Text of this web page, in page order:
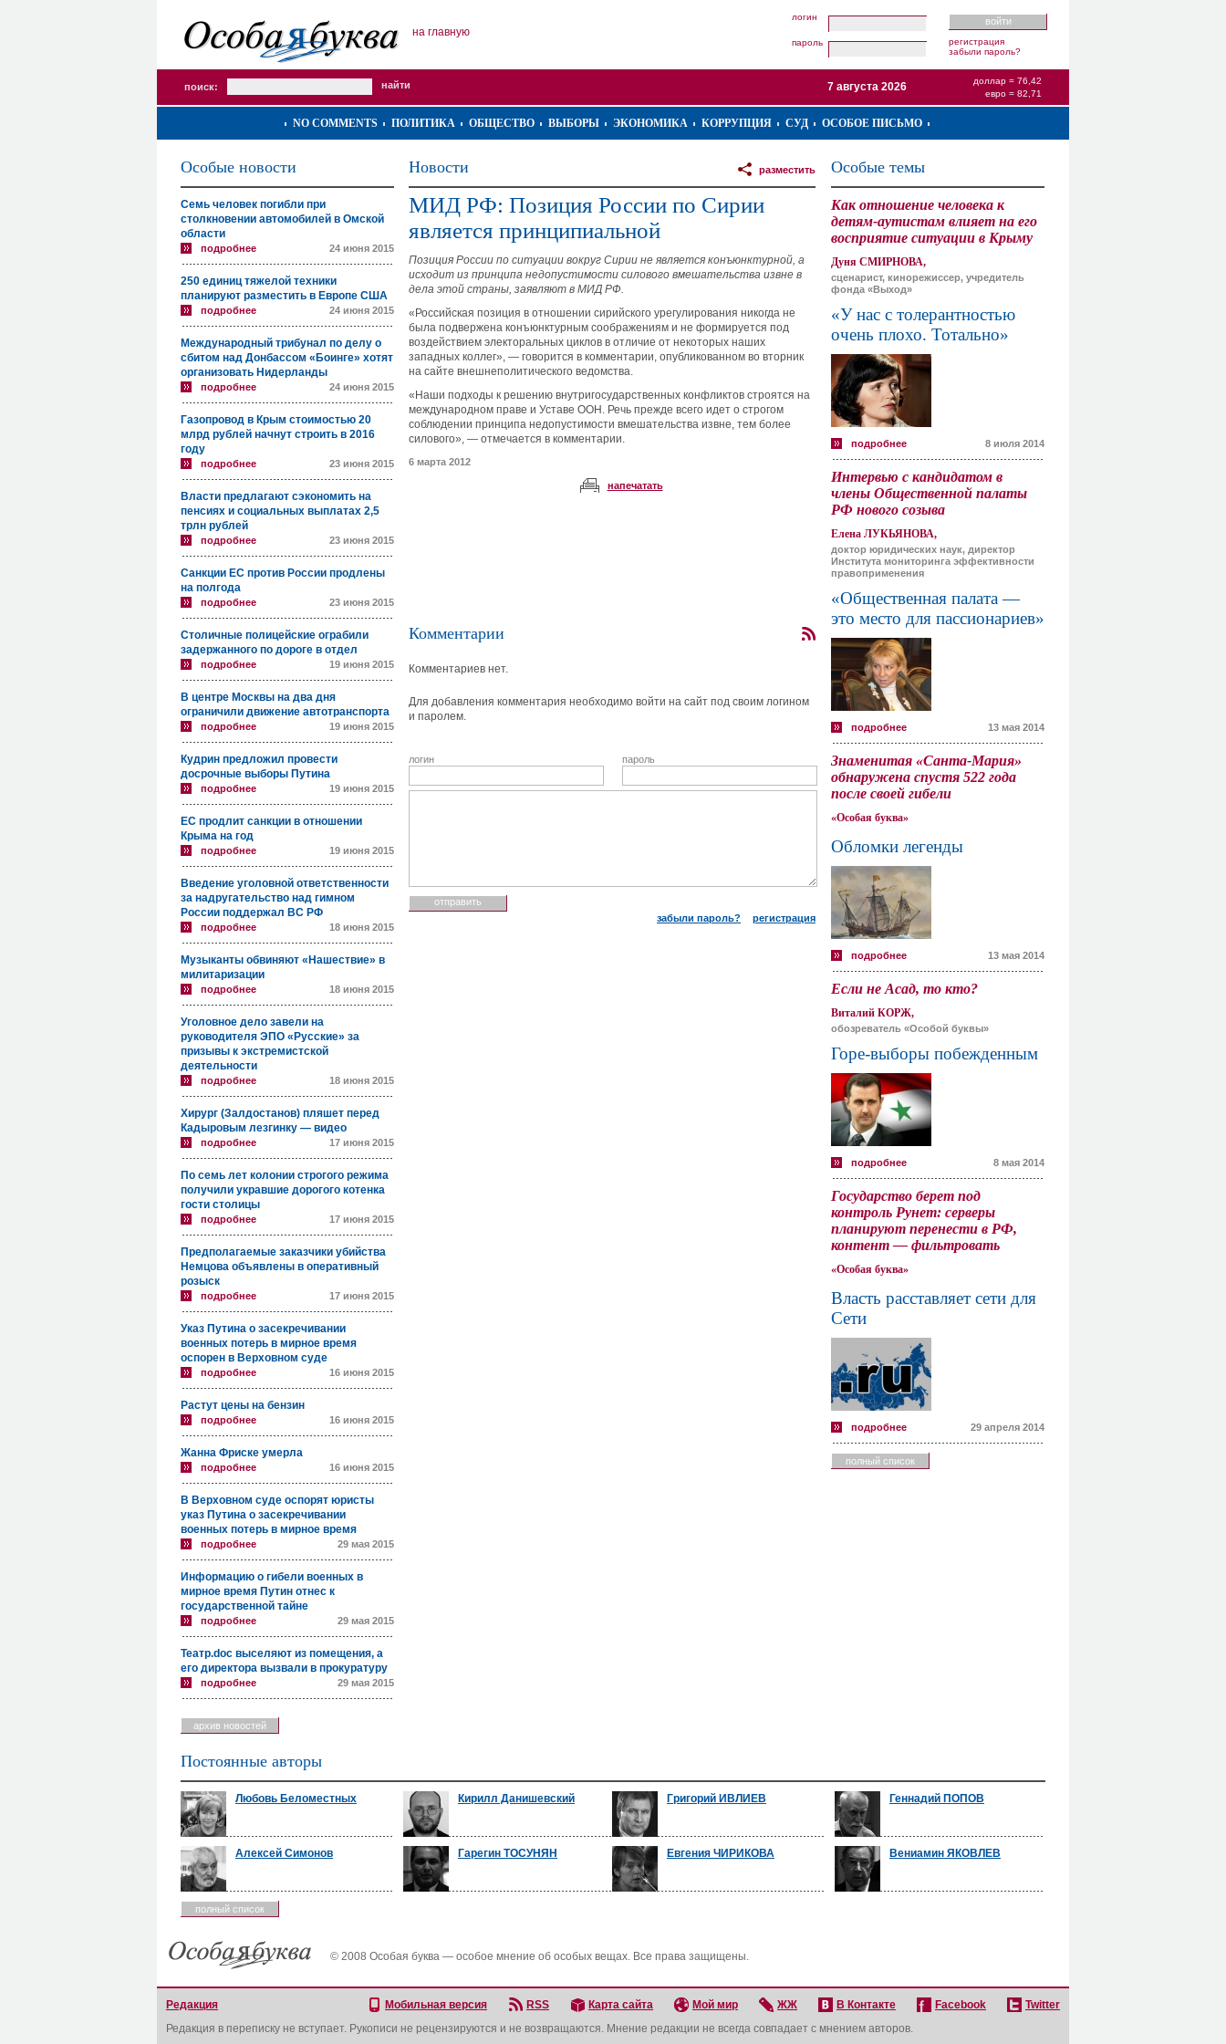
на главную
логин
пароль
регистрация
забыли пароль?
поиск:
доллар = 76,42
евро = 82,71
7 августа 2026
NO COMMENTS ПОЛИТИКА ОБЩЕСТВО ВЫБОРЫ ЭКОНОМИКА КОРРУПЦИЯ СУД ОСОБОЕ ПИСЬМО
Особые новости
Семь человек погибли при
столкновении автомобилей в Омской
области
подробнее 24 июня 2015
250 единиц тяжелой техники
планируют разместить в Европе США
подробнее 24 июня 2015
Международный трибунал по делу о
сбитом над Донбассом «Боинге» хотят
организовать Нидерланды
подробнее 24 июня 2015
Газопровод в Крым стоимостью 20
млрд рублей начнут строить в 2016
году
подробнее 23 июня 2015
Власти предлагают сэкономить на
пенсиях и социальных выплатах 2,5
трлн рублей
подробнее 23 июня 2015
Санкции ЕС против России продлены
на полгода
подробнее 23 июня 2015
Столичные полицейские ограбили
задержанного по дороге в отдел
подробнее 19 июня 2015
В центре Москвы на два дня
ограничили движение автотранспорта
подробнее 19 июня 2015
Кудрин предложил провести
досрочные выборы Путина
подробнее 19 июня 2015
ЕС продлит санкции в отношении
Крыма на год
подробнее 19 июня 2015
Введение уголовной ответственности
за надругательство над гимном
России поддержал ВС РФ
подробнее 18 июня 2015
Музыканты обвиняют «Нашествие» в
милитаризации
подробнее 18 июня 2015
Уголовное дело завели на
руководителя ЭПО «Русские» за
призывы к экстремистской
деятельности
подробнее 18 июня 2015
Хирург (Залдостанов) пляшет перед
Кадыровым лезгинку — видео
подробнее 17 июня 2015
По семь лет колонии строгого режима
получили укравшие дорогого котенка
гости столицы
подробнее 17 июня 2015
Предполагаемые заказчики убийства
Немцова объявлены в оперативный
розыск
подробнее 17 июня 2015
Указ Путина о засекречивании
военных потерь в мирное время
оспорен в Верховном суде
подробнее 16 июня 2015
Растут цены на бензин
подробнее 16 июня 2015
Жанна Фриске умерла
подробнее 16 июня 2015
В Верховном суде оспорят юристы
указ Путина о засекречивании
военных потерь в мирное время
подробнее 29 мая 2015
Информацию о гибели военных в
мирное время Путин отнес к
государственной тайне
подробнее 29 мая 2015
Театр.doc выселяют из помещения, а
его директора вызвали в прокуратуру
подробнее 29 мая 2015
архив новостей
Новости разместить
МИД РФ: Позиция России по Сирии
является принципиальной
Позиция России по ситуации вокруг Сирии не является конъюнктурной, а
исходит из принципа недопустимости силового вмешательства извне в
дела этой страны, заявляют в МИД РФ.
«Российская позиция в отношении сирийского урегулирования никогда не
была подвержена конъюнктурным соображениям и не формируется под
воздействием электоральных циклов в отличие от некоторых наших
западных коллег», — говорится в комментарии, опубликованном во вторник
на сайте внешнеполитического ведомства.
«Наши подходы к решению внутригосударственных конфликтов строятся на
международном праве и Уставе ООН. Речь прежде всего идет о строгом
соблюдении принципа недопустимости вмешательства извне, тем более
силового», — отмечается в комментарии.
6 марта 2012
напечатать
Комментарии
Комментариев нет.
Для добавления комментария необходимо войти на сайт под своим логином
и паролем.
логин пароль
забыли пароль? регистрация
Особые темы
Как отношение человека к
детям-аутистам влияет на его
восприятие ситуации в Крыму
Дуня СМИРНОВА,
сценарист, кинорежиссер, учредитель
фонда «Выход»
«У нас с толерантностью
очень плохо. Тотально»
подробнее 8 июля 2014
Интервью с кандидатом в
члены Общественной палаты
РФ нового созыва
Елена ЛУКЬЯНОВА,
доктор юридических наук, директор
Института мониторинга эффективности
правоприменения
«Общественная палата —
это место для пассионариев»
подробнее 13 мая 2014
Знаменитая «Санта-Мария»
обнаружена спустя 522 года
после своей гибели
«Особая буква»
Обломки легенды
подробнее 13 мая 2014
Если не Асад, то кто?
Виталий КОРЖ,
обозреватель «Особой буквы»
Горе-выборы побежденным
подробнее 8 мая 2014
Государство берет под
контроль Рунет: серверы
планируют перенести в РФ,
контент — фильтровать
«Особая буква»
Власть расставляет сети для
Сети
подробнее 29 апреля 2014
полный список
Постоянные авторы
Любовь Беломестных Кирилл Данишевский Григорий ИВЛИЕВ Геннадий ПОПОВ
Алексей Симонов Гарегин ТОСУНЯН Евгения ЧИРИКОВА Вениамин ЯКОВЛЕВ
полный список
© 2008 Особая буква — особое мнение об особых вещах. Все права защищены.
Редакция Мобильная версия RSS Карта сайта Мой мир ЖЖ В Контакте Facebook
Twitter
Редакция в переписку не вступает. Рукописи не рецензируются и не возвращаются. Мнение редакции не всегда совпадает с мнением авторов.